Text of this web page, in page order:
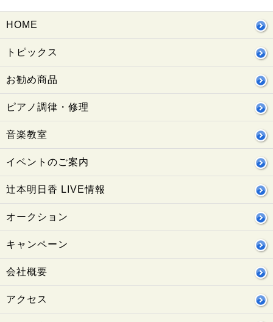
HOME
トピックス
お勧め商品
ピアノ調律・修理
音楽教室
イベントのご案内
辻本明日香 LIVE情報
オークション
キャンペーン
会社概要
アクセス